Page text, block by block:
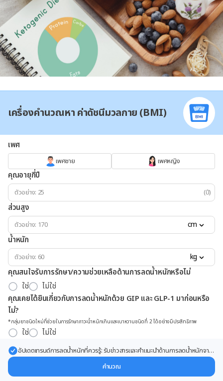
เครื่องคำนวณหา ค่าดัชนีมวลกาย (BMI)
เพศ
เพศชาย เพศหญิง
คุณอายุกี่ปี
(ปี)
ส่วนสูง
cm
น้ำหนัก
kg
คุณสนใจรับการรักษา/ความช่วยเหลือด้านการลดน้ำหนักหรือไม่
ใช่
ไม่ใช่
คุณเคยได้ยินเกี่ยวกับการลดน้ำหนักด้วย GIP และ GLP-1 มาก่อนหรือ
ไม่?
*กลุ่มยาชนิดใหม่ที่ช่วยในการรักษาภาวะน้ำหนักเกินและเบาหวานชนิดที่ 2 ได้อย่างมีประสิทธิภาพ
ใช่ ไม่ใช่
อัปเดตเทรนด์การลดน้ำหนักที่ควรรู้: รับข่าวสารและคำแนะนำด้านการลดน้ำหนักจาก
คำนวณ